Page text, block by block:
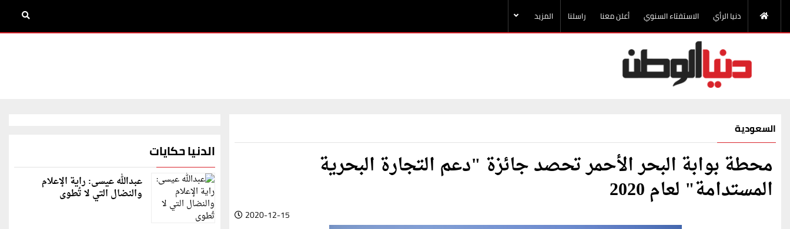
دنيا الرأي الاستفتاء السنوي أعلن معنا راسلنا المزيد
السعودية
محطة بوابة البحر الأحمر تحصد جائزة "دعم التجارة البحرية
المستدامة" لعام 2020
2020-12-15
الدنيا حكايات
عبدالله عيسى: راية الإعلام
والنضال التي لا تُطوى